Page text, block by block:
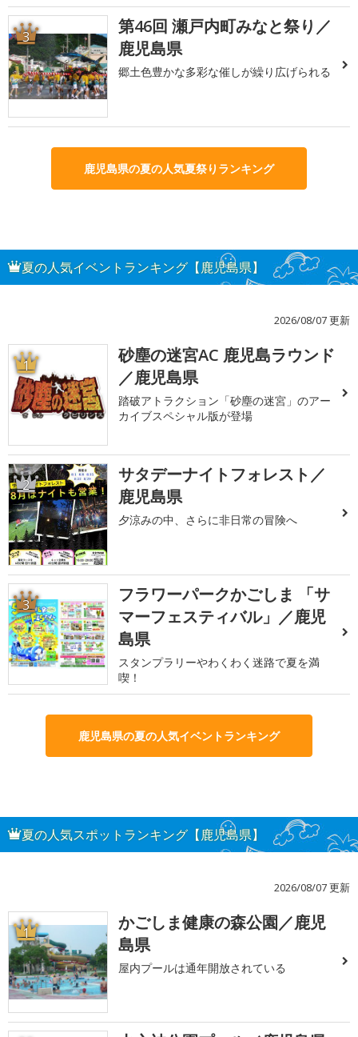
3
第46回 瀬戸内町みなと祭り／
鹿児島県
郷土色豊かな多彩な催しが繰り広げられる
鹿児島県の夏の人気夏祭りランキング
夏の人気イベントランキング【鹿児島県】
2026/08/07 更新
1
砂塵の迷宮AC 鹿児島ラウンド
／鹿児島県
踏破アトラクション「砂塵の迷宮」のアー
カイブスペシャル版が登場
2
サタデーナイトフォレスト／
鹿児島県
夕涼みの中、さらに非日常の冒険へ
3
フラワーパークかごしま 「サ
マーフェスティバル」／鹿児
島県
スタンプラリーやわくわく迷路で夏を満
喫！
鹿児島県の夏の人気イベントランキング
夏の人気スポットランキング【鹿児島県】
2026/08/07 更新
1
かごしま健康の森公園／鹿児
島県
屋内プールは通年開放されている